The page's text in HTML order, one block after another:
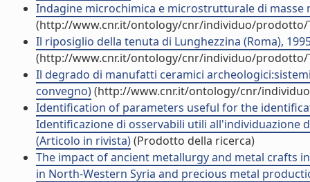
Indagine microchimica e microstrutturale di masse
(http://www.cnr.it/ontology/cnr/individuo/prodotto/
Il riposiglio della tenuta di Lunghezzina (Roma),
(http://www.cnr.it/ontology/cnr/individuo/prodotto/
Il degrado di manufatti ceramici
convegno)(http://www.cnr.it/ontology/cnr/
Identification of parameters useful for the
Identificazione di osservabili utili all'individuazione
(Articolo in rivista)(Prodotto della ricerca)
The impact of ancient metallurgy and metal crafts
in North-Western Syria and precious metal